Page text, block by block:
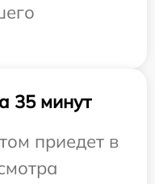
35 минут
приедет в